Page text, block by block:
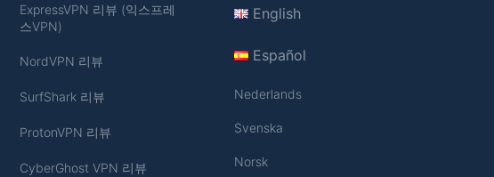
ExpressVPN 리뷰 (익스프레
스VPN)
NordVPN 리뷰
SurfShark 리뷰
ProtonVPN 리뷰
CyberGhost VPN 리뷰
English
Español
Nederlands
Svenska
Norsk